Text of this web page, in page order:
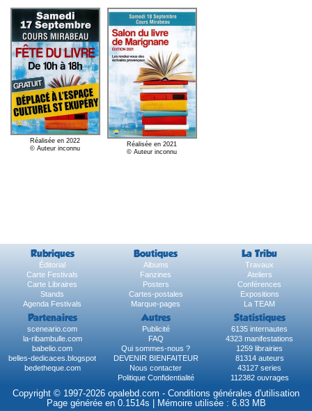
Réalisée en 2022
© Auteur inconnu
Réalisée en 2021
© Auteur inconnu
Rubriques Boutiques La Tribu
Éditorial Albums
Travaux
Carte Festivals
Fanzines
Ateliers
Carte Libraires
Posters
Conférences
Stands
Cartes-postales
Expositions
Agenda Festivals
Marque-pages La TEAM
Partenaires Autres Statistiques
sceneario.com Publicité
6135 internautes
la-ribambulle.com
FAQ
4323 manifestations
babelio.com
Qui sommes-nous ?
1259 librairies
belles-dedicaces.blogspot
DEVENIR BIENFAITEUR
81314 auteurs
bedetheque.com
Nous contacter
43127 series
Politique Confidentialité
112382 ouvrages
Copyright © 1997-2026 opalebd.com - Conditions générales d'utilisation
Page générée en 0.1514s | Mémoire utilisée : 6.83 MB